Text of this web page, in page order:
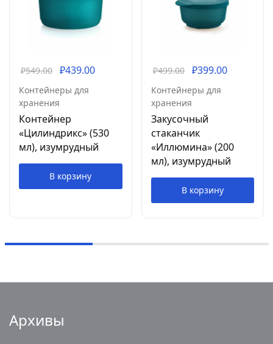
₽549.00 ₽439.00
Контейнеры для
хранения
Контейнер
«Цилиндрикс» (530
мл), изумрудный
В корзину
₽499.00 ₽399.00
Контейнеры для
хранения
Закусочный
стаканчик
«Иллюмина» (200
мл), изумрудный
В корзину
Архивы